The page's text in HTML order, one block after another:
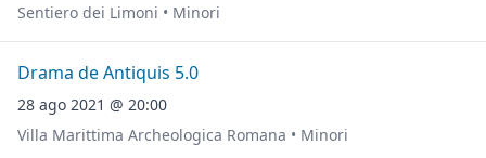
Sentiero dei Limoni • Minori
Drama de Antiquis 5.0
28 ago 2021 @ 20:00
Villa Marittima Archeologica Romana • Minori